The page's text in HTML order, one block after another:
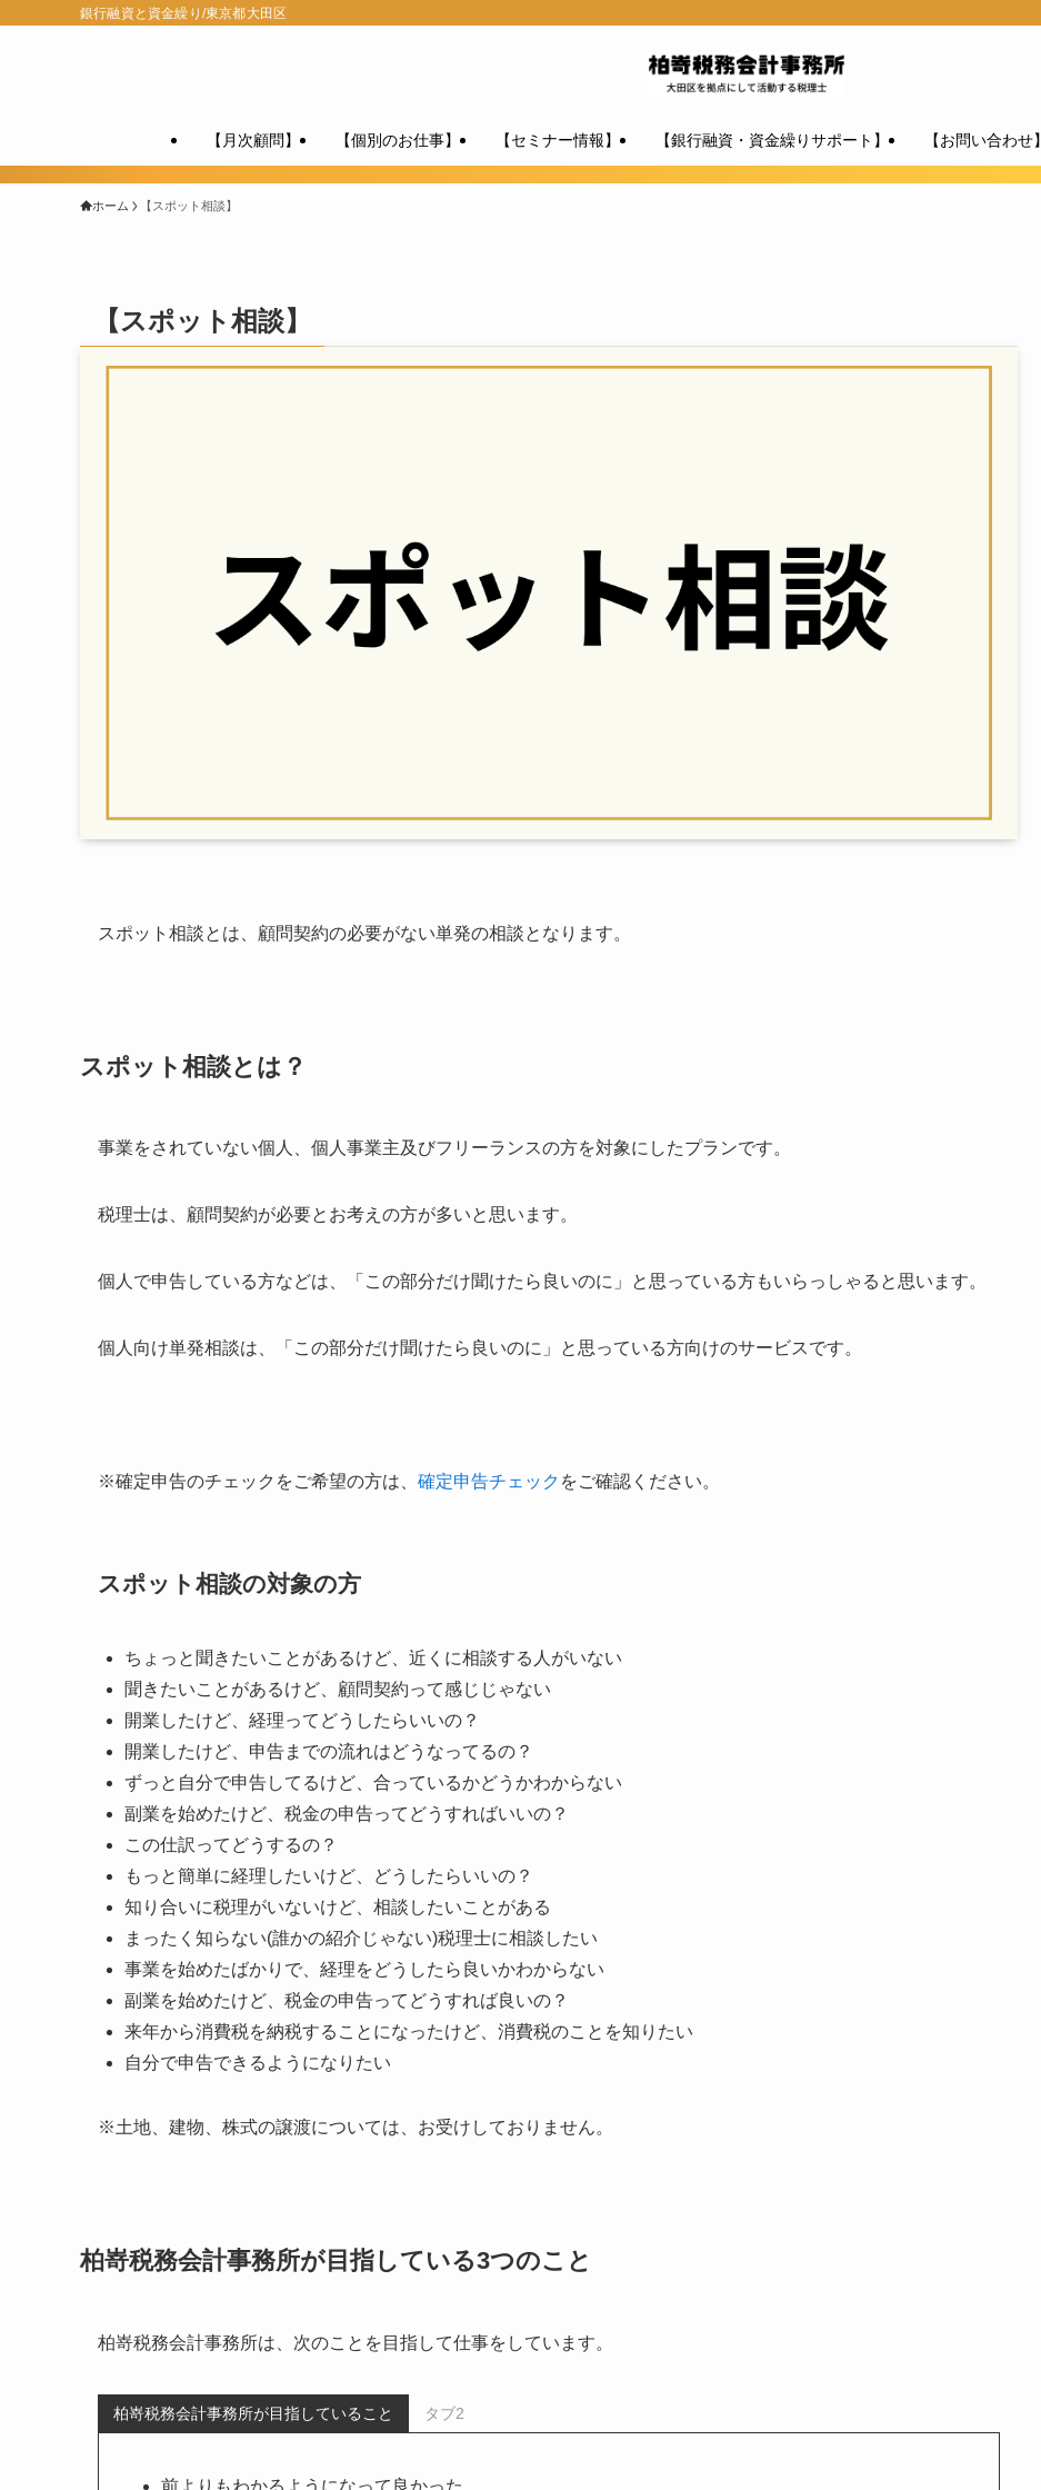
銀行融資と資金繰り/東京都大田区
【月次顧問】 【個別のお仕事】 【セミナー情報】 【銀行融資・資金繰りサポート】 【お問い合わせ】
ホーム 【スポット相談】
【スポット相談】
スポット相談とは、顧問契約の必要がない単発の相談となります。
スポット相談とは？
事業をされていない個人、個人事業主及びフリーランスの方を対象にしたプランです。
税理士は、顧問契約が必要とお考えの方が多いと思います。
個人で申告している方などは、「この部分だけ聞けたら良いのに」と思っている方もいらっしゃると思います。
個人向け単発相談は、「この部分だけ聞けたら良いのに」と思っている方向けのサービスです。
※確定申告のチェックをご希望の方は、 確定申告チェック をご確認ください。
スポット相談の対象の方
ちょっと聞きたいことがあるけど、近くに相談する人がいない
聞きたいことがあるけど、顧問契約って感じじゃない
開業したけど、経理ってどうしたらいいの？
開業したけど、申告までの流れはどうなってるの？
ずっと自分で申告してるけど、合っているかどうかわからない
副業を始めたけど、税金の申告ってどうすればいいの？
この仕訳ってどうするの？
もっと簡単に経理したいけど、どうしたらいいの？
知り合いに税理がいないけど、相談したいことがある
まったく知らない(誰かの紹介じゃない)税理士に相談したい
事業を始めたばかりで、経理をどうしたら良いかわからない
副業を始めたけど、税金の申告ってどうすれば良いの？
来年から消費税を納税することになったけど、消費税のことを知りたい
自分で申告できるようになりたい
※土地、建物、株式の譲渡については、お受けしておりません。
柏嵜税務会計事務所が目指している3つのこと
柏嵜税務会計事務所は、次のことを目指して仕事をしています。
柏嵜税務会計事務所が目指していること タブ2
前よりもわかるようになって良かった